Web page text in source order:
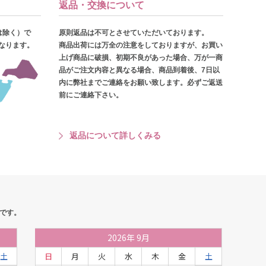
除く）で
ります。
返品・交換について
原則返品は不可とさせていただいております。
商品出荷には万全の注意をしておりますが、お買い
上げ商品に破損、初期不良があった場合、万が一商
品がご注文内容と異なる場合、商品到着後、7日以
内に弊社までご連絡をお願い致します。必ずご返送
前にご連絡下さい。
返品について詳しくみる
す。
土
2026年 9月
日 月 火 水 木 金 土